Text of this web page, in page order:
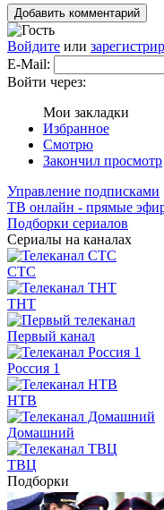
Добавить комментарий
Войдите или
E-Mail:
Войти через:
Мои закладки
Избранное
Смотрю
Закончил просмотр
Управление подписками
ТВ онлайн - прямые
Подборки сериалов
Сериалы на каналах
СТС
ТНТ
Первый канал
Россия 1
НТВ
Домашний
ТВЦ
Подборки